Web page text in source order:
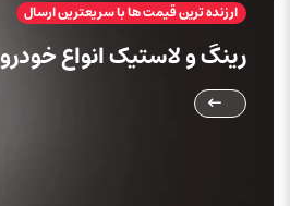
ارزنده ترین قیمت ها با سریعترین ارسال
رینگ و لاستیک انواع خودرو